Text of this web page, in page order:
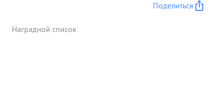
Поделиться
Наградной список